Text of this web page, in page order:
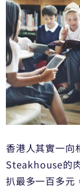
香港人其實一向
Steakhouse的
扒最多一百多